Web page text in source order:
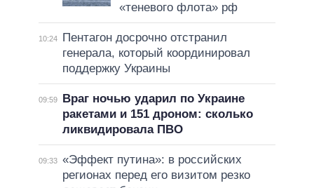
«теневого флота» рф
10:24
Пентагон досрочно отстранил
генерала, который координировал
поддержку Украины
09:59
Враг ночью ударил по Украине
ракетами и 151 дроном: сколько
ликвидировала ПВО
09:33 «Эффект путина»: в российских
регионах перед его визитом резко